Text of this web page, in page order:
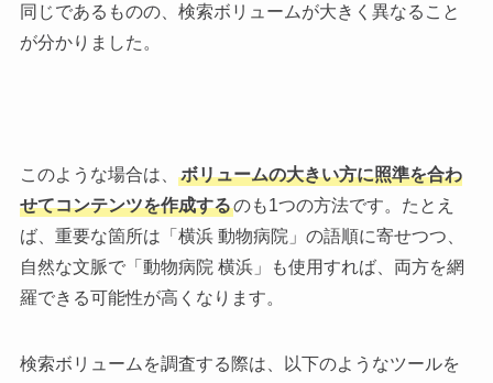
同じであるものの、検索ボリュームが大きく異なること
が分かりました。
このような場合は、
ボリュームの大きい方に照準を合わ
せてコンテンツを作成するのも1つの方法です。たとえ
ば、重要な箇所は「横浜 動物病院」の語順に寄せつつ、
自然な文脈で「動物病院 横浜」も使用すれば、両方を網
羅できる可能性が高くなります。
検索ボリュームを調査する際は、以下のようなツールを